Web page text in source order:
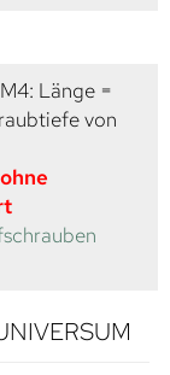
Länge =
von